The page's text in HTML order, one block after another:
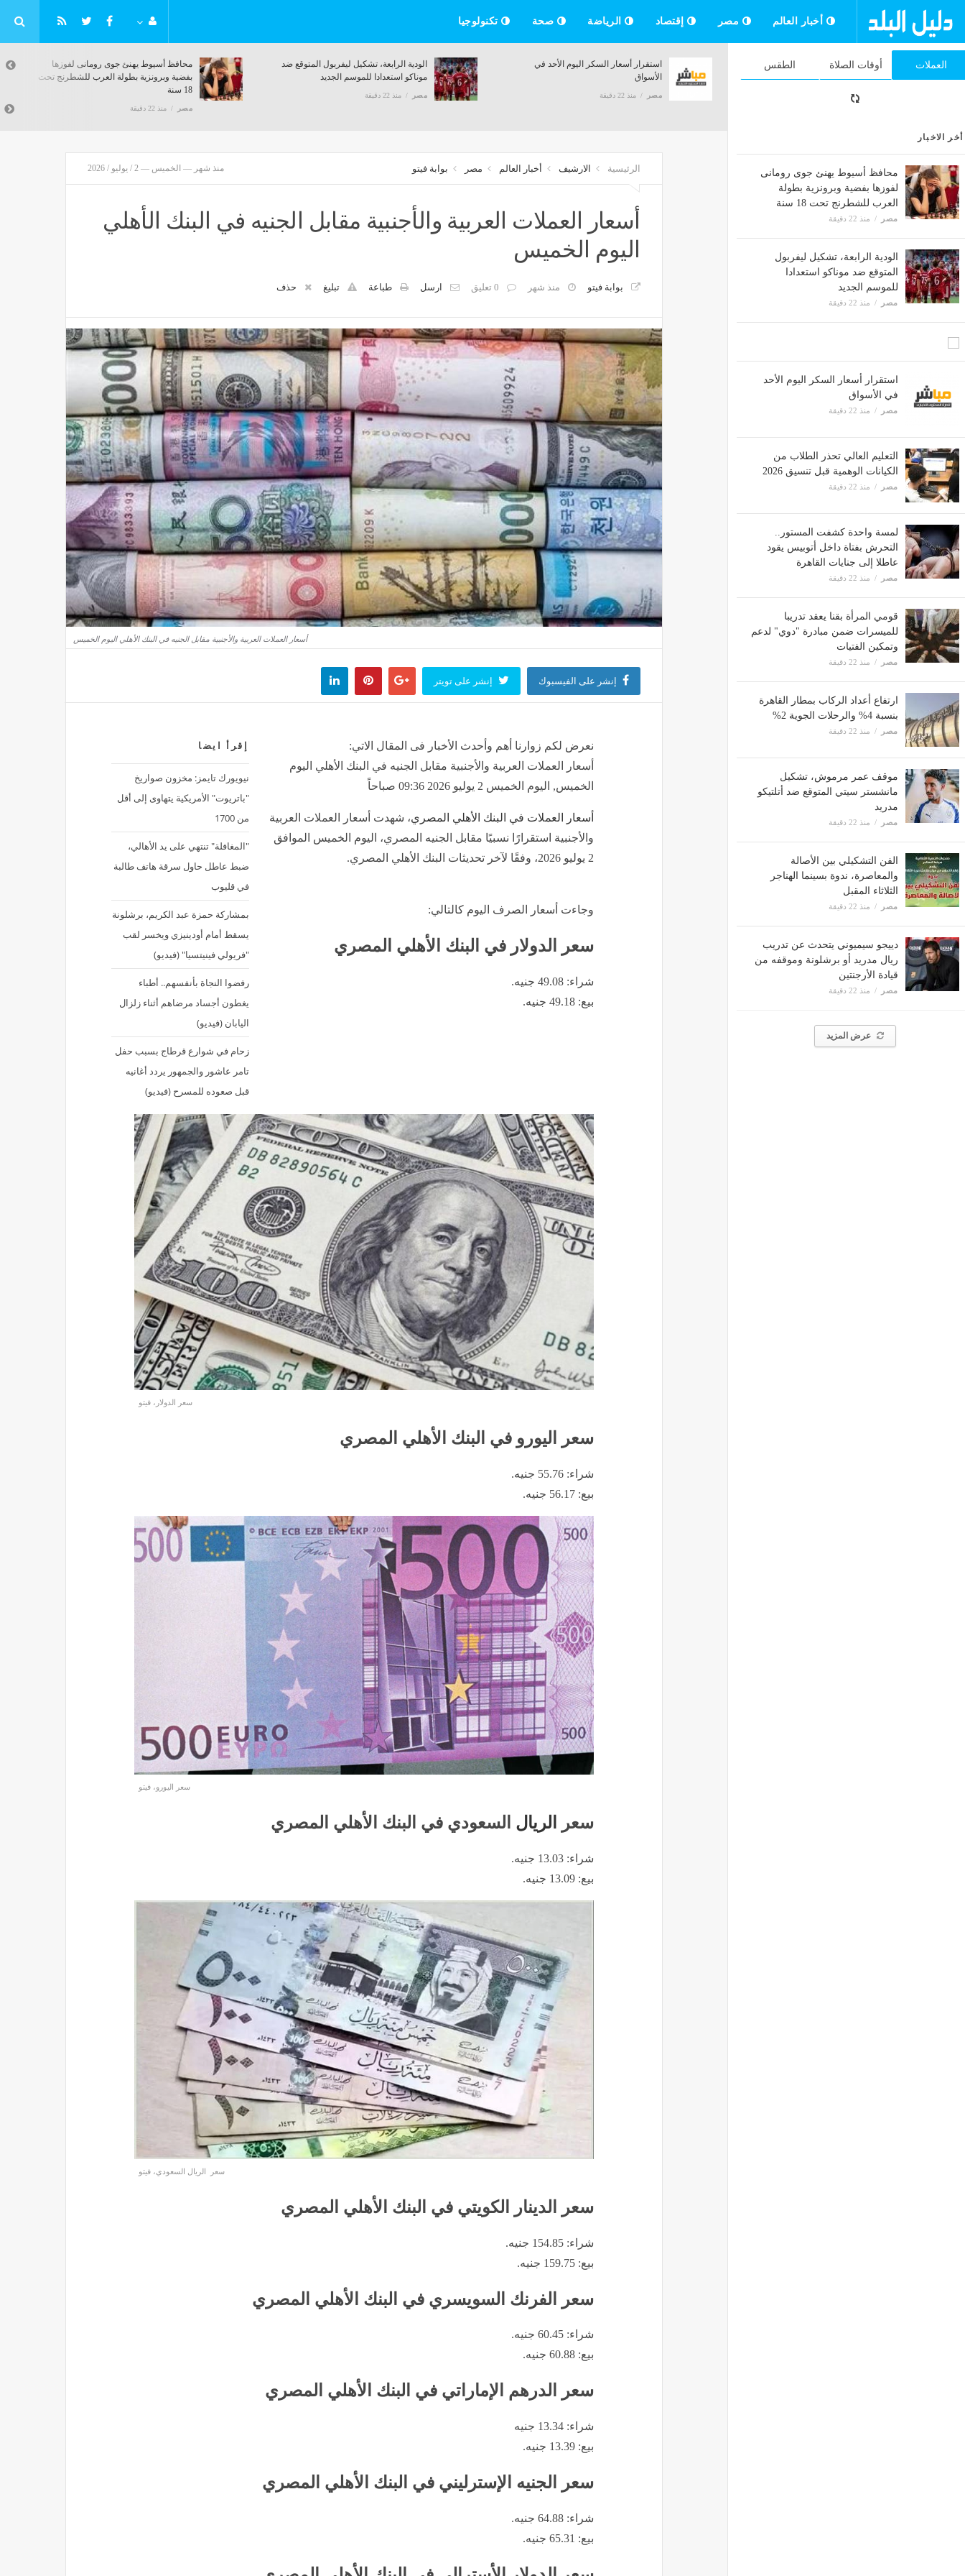
أخبار العالم مصر إقتصاد الرياضة صحة تكنولوجيا
العملات أوقات الصلاة الطقس
أخر الاخبار
محافظ أسيوط يهنئ جوى رومانى
لفوزها بفضية وبرونزية بطولة
العرب للشطرنج تحت 18 سنة
مصر منذ 22 دقيقة
الودية الرابعة، تشكيل ليفربول
المتوقع ضد موناكو استعدادا
للموسم الجديد
مصر منذ 22 دقيقة
استقرار أسعار السكر اليوم الأحد
في الأسواق
مصر منذ 22 دقيقة
التعليم العالي تحذر الطلاب من
الكيانات الوهمية قبل تنسيق 2026
مصر منذ 22 دقيقة
لمسة واحدة كشفت المستور..
التحرش بفتاة داخل أتوبيس يقود
عاطلا إلى جنايات القاهرة
مصر منذ 22 دقيقة
قومي المرأة بقنا يعقد تدريبا
للميسرات ضمن مبادرة "دوي" لدعم
وتمكين الفتيات
مصر منذ 22 دقيقة
ارتفاع أعداد الركاب بمطار القاهرة
بنسبة 4% والرحلات الجوية 2%
مصر منذ 22 دقيقة
موقف عمر مرموش، تشكيل
مانشستر سيتي المتوقع ضد أتلتيكو
مدريد
مصر منذ 22 دقيقة
الفن التشكيلي بين الأصالة
والمعاصرة، ندوة بسينما الهناجر
الثلاثاء المقبل
مصر منذ 22 دقيقة
دييجو سيميوني يتحدث عن تدريب
ريال مدريد أو برشلونة وموقفه من
قيادة الأرجنتين
مصر منذ 22 دقيقة
عرض المزيد
الودية الرابعة، تشكيل ليفربول المتوقع ضد
موناكو استعدادا للموسم الجديد
مصر
استقرار أسعار السكر اليوم الأحد في
الأسواق
مصر منذ 22 دقيقة
التعليم العالي تحذر الطلاب من الكيانات
الوهمية قبل تنسيق 2026
مصر منذ 22 دقيقة
لمسة واحدة كشفت المستور.. التحرش
بفتاة داخل أتوبيس يقود عاطلا إلى جنايات
الرئيسية الارشيف أخبار العالم مصر بوابة فيتو منذ شهر — الخميس — 2 / يوليو / 2026
أسعار العملات العربية والأجنبية مقابل الجنيه في البنك الأهلي
اليوم الخميس
بوابة فيتو منذ شهر 0 تعليق ارسل طباعة تبليغ حذف
أسعار العملات العربية والأجنبية مقابل الجنيه في البنك الأهلي اليوم الخميس
إنشر على الفيسبوك إنشر على تويتر
إقرأ ايضا
نيويورك تايمز: مخزون صواريخ
"باتريوت" الأمريكية يتهاوى إلى أقل
من 1700
"المغافلة" تنتهي على يد الأهالي،
ضبط عاطل حاول سرقة هاتف طالبة
في قليوب
بمشاركة حمزة عبد الكريم، برشلونة
يسقط أمام أودينيزي ويخسر لقب
"فريولي فينيتسيا" (فيديو)
رفضوا النجاة بأنفسهم.. أطباء
يغطون أجساد مرضاهم أثناء زلزال
اليابان (فيديو)
زحام في شوارع قرطاج بسبب حفل
تامر عاشور والجمهور يردد أغانيه
قبل صعوده للمسرح (فيديو)
نعرض لكم زوارنا أهم وأحدث الأخبار فى المقال الاتي:
أسعار العملات العربية والأجنبية مقابل الجنيه في البنك الأهلي اليوم
الخميس, اليوم الخميس 2 يوليو 2026 09:36 صباحاً
أسعار العملات في البنك الأهلي المصري، شهدت أسعار العملات العربية
والأجنبية استقرارًا نسبيًا مقابل الجنيه المصري، اليوم الخميس الموافق
2 يوليو 2026، وفقًا لآخر تحديثات البنك الأهلي المصري.
وجاءت أسعار الصرف اليوم كالتالي:
سعر الدولار في البنك الأهلي المصري
شراء: 49.08 جنيه.
بيع: 49.18 جنيه.
سعر الدولار، فيتو
سعر اليورو في البنك الأهلي المصري
شراء: 55.76 جنيه.
بيع: 56.17 جنيه.
سعر اليورو، فيتو
سعر الريال السعودي في البنك الأهلي المصري
شراء: 13.03 جنيه.
بيع: 13.09 جنيه.
سعر الريال السعودي، فيتو
سعر الدينار الكويتي في البنك الأهلي المصري
شراء: 154.85 جنيه.
بيع: 159.75 جنيه.
سعر الفرنك السويسري في البنك الأهلي المصري
شراء: 60.45 جنيه.
بيع: 60.88 جنيه.
سعر الدرهم الإماراتي في البنك الأهلي المصري
شراء: 13.34 جنيه
بيع: 13.39 جنيه.
سعر الجنيه الإسترليني في البنك الأهلي المصري
شراء: 64.88 جنيه.
بيع: 65.31 جنيه.